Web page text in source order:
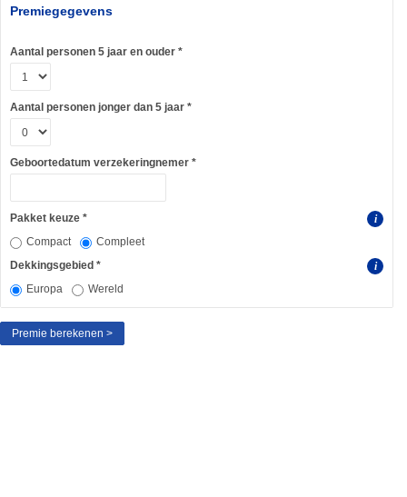
Premiegegevens
Aantal personen 5 jaar en ouder
Aantal personen jonger dan 5 jaar
Geboortedatum verzekeringnemer
Pakket keuze i
Compact Compleet
Dekkingsgebied i
Europa Wereld
Premie berekenen >